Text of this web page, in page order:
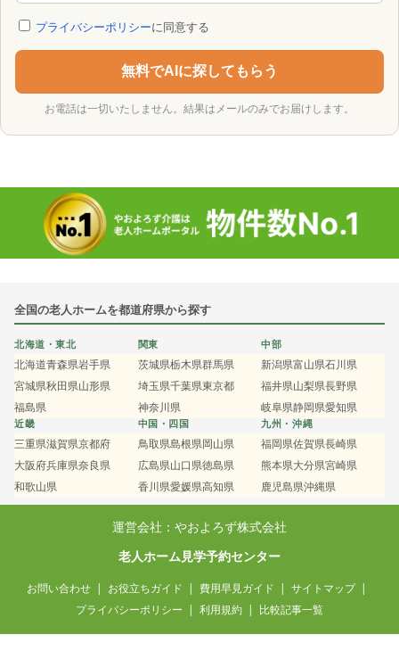
プライバシーポリシーに同意する
無料でAIに探してもらう
お電話は一切いたしません。結果はメールのみでお届けします。
全国の老人ホームを都道府県から探す
北海道・東北
北海道青森県岩手県
宮城県秋田県山形県
福島県
関東
茨城県栃木県群馬県
埼玉県千葉県東京都
神奈川県
中部
新潟県富山県石川県
福井県山梨県長野県
岐阜県静岡県愛知県
近畿
三重県滋賀県京都府
大阪府兵庫県奈良県
和歌山県
中国・四国
鳥取県島根県岡山県
広島県山口県徳島県
香川県愛媛県高知県
九州・沖縄
福岡県佐賀県長崎県
熊本県大分県宮崎県
鹿児島県沖縄県
運営会社：やおよろず株式会社
老人ホーム見学予約センター
お問い合わせ お役立ちガイド 費用早見ガイド
サイトマップ
プライバシーポリシー
利用規約 比較記事一覧